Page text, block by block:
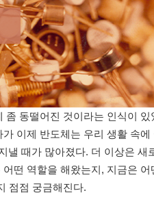
동떨어진 것이라는 인식이 있
이제 반도체는 우리 생활 속에
때가 많아졌다. 더 이상은 새
떤 역할을 해왔는지, 지금은 어
점점 궁금해진다.